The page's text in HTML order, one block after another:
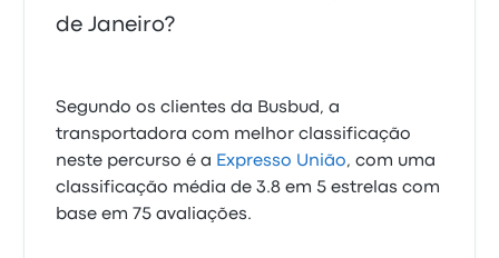
de Janeiro?
Segundo os clientes da Busbud, a
transportadora com melhor classificação
neste percurso é a Expresso União, com uma
classificação média de 3.8 em 5 estrelas com
base em 75 avaliações.